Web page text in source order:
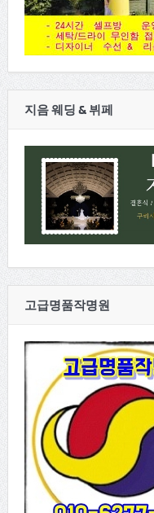
지음 웨딩 & 뷔페
고급명품작명원